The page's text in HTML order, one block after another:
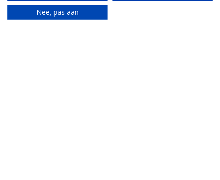
hadden deze mogelijkheid nog niet bedacht. Ook
had ik niet gezien dat die ene gecreëerde deur ook
Nee, pas aan